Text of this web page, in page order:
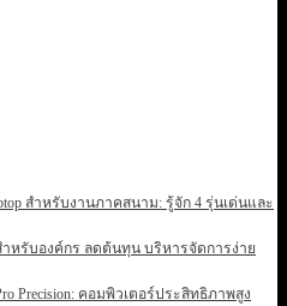
สำหรับงานภาคสนาม: รู้จัก 4 รุ่นเด่นและ
หรับองค์กร ลดต้นทุน บริหารจัดการง่าย
Precision: คอมพิวเตอร์ประสิทธิภาพสูง